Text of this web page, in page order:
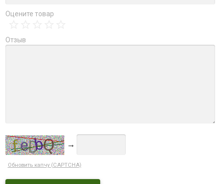
Оцените товар
Отзыв
→
Обновить капчу (CAPTCHA)